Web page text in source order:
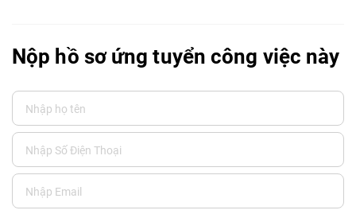
Nộp hồ sơ ứng tuyển công việc này